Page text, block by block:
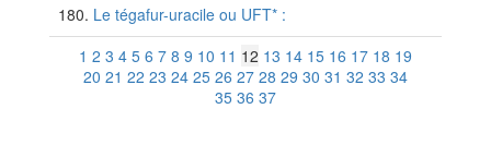
Le tégafur-uracile ou UFT* :
1 2 3 4 5 6 7 8 9 10 11 12 13 14 15 16 17 18 19
20 21 22 23 24 25 26 27 28 29 30 31 32 33 34
35 36 37